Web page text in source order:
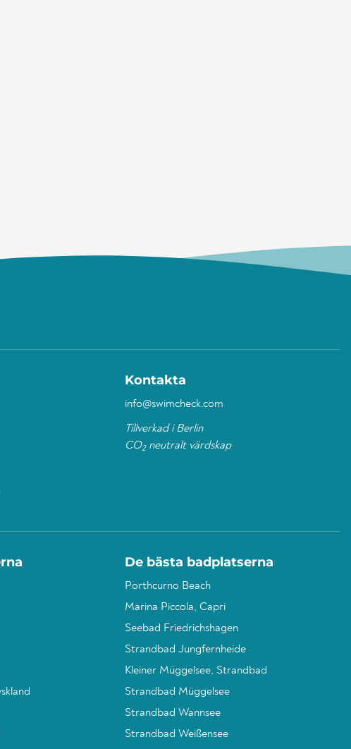
Kontakta
info@swimcheck.com
Tillverkad i Berlin
CO2neutralt värdskap
De bästa badplatserna
Porthcurno Beach
Marina Piccola, Capri
Seebad Friedrichshagen
Strandbad Jungfernheide
Kleiner Müggelsee, Strandbad
Strandbad Müggelsee
Strandbad Wannsee
Strandbad Weißensee